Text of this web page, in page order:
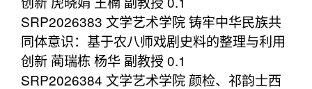
SRP2026383 文学艺术学院 铸牢中华民族共
同体意识：基于农八师戏剧史料的整理与利用
创新 蔺瑞栋 杨华 副教授 0.1
SRP2026384 文学艺术学院 颜检、祁韵士西